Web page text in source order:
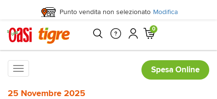
Punto vendita non selezionato Modifica
0
Toggle
navigation
Spesa Online
25 Novembre 2025